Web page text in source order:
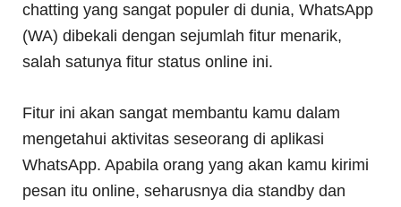
chatting yang sangat populer di dunia, WhatsApp
(WA) dibekali dengan sejumlah fitur menarik,
salah satunya fitur status online ini.
Fitur ini akan sangat membantu kamu dalam
mengetahui aktivitas seseorang di aplikasi
WhatsApp. Apabila orang yang akan kamu kirimi
pesan itu online, seharusnya dia standby dan